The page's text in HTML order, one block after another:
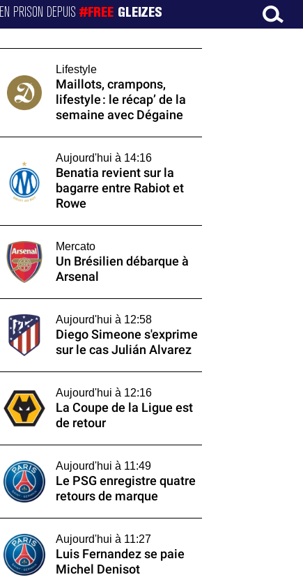
EN PRISON DEPUIS#FREE GLEIZES
Lifestyle
Maillots, crampons,
lifestyle : le récap’ de la
semaine avec Dégaine
Aujourd'hui à 14:16
Benatia revient sur la
bagarre entre Rabiot et
Rowe
Mercato
Un Brésilien débarque à
Arsenal
Aujourd'hui à 12:58
Diego Simeone s'exprime
sur le cas Julián Alvarez
Aujourd'hui à 12:16
La Coupe de la Ligue est
de retour
Aujourd'hui à 11:49
Le PSG enregistre quatre
retours de marque
Aujourd'hui à 11:27
Luis Fernandez se paie
Michel Denisot